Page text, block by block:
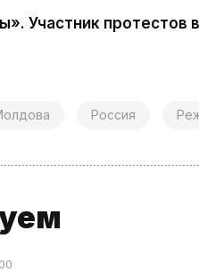
Участник протестов
Россия